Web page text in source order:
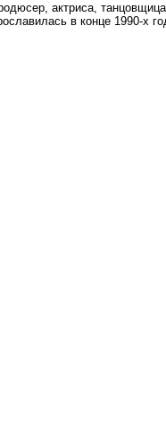
актриса,
в конце 1990-х